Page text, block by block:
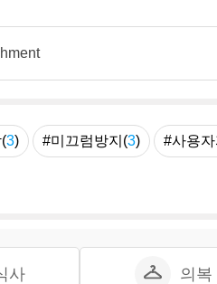
3) #미끄럼방지(3) #사용
사 의복